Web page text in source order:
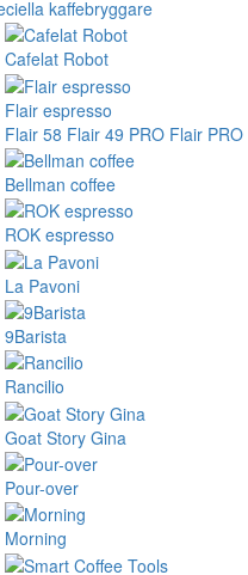
Cafelat Robot
Flair espresso
Flair 58 Flair 49 PRO Flair PRO
Bellman coffee
ROK espresso
La Pavoni
9Barista
Rancilio
Goat Story Gina
Pour-over
Morning